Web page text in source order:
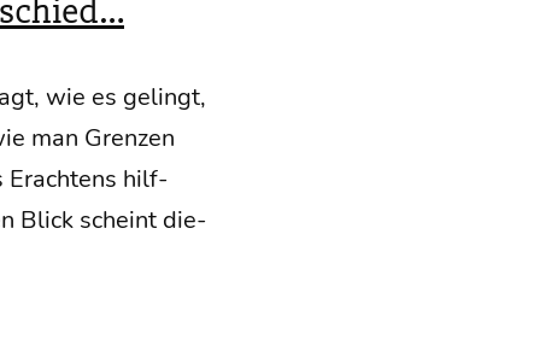
wie es gelingt,
man Gren­zen
Erach­tens hilf­
Blick scheint die­